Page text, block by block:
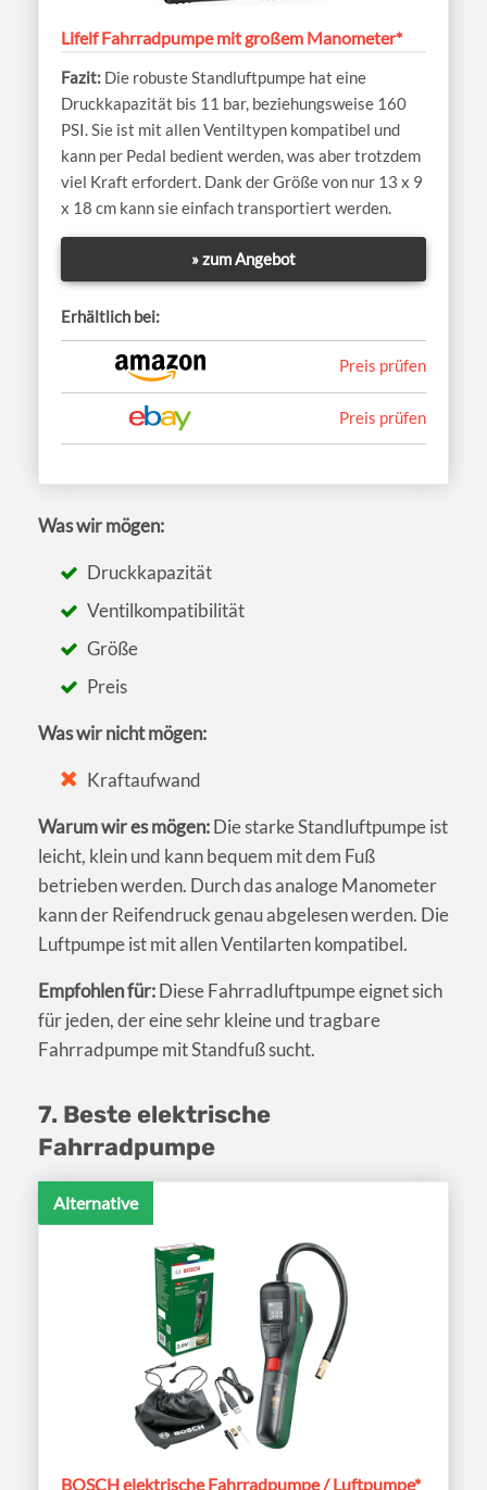
Lifelf Fahrradpumpe mit großem Manometer*
Die robuste Standluftpumpe hat eine
Druckkapazität bis 11 bar, beziehungsweise 160
PSI. Sie ist mit allen Ventiltypen kompatibel und
kann per Pedal bedient werden, was aber trotzdem
viel Kraft erfordert. Dank der Größe von nur 13 x 9
x 18 cm kann sie einfach transportiert werden.
» zum Angebot
Erhältlich bei:
Preis prüfen
Preis prüfen
Was wir mögen:
Druckkapazität
Ventilkompatibilität
Größe
Preis
Was wir nicht mögen:
Kraftaufwand
Warum wir es mögen:Die starke Standluftpumpe ist
leicht, klein und kann bequem mit dem Fuß
betrieben werden. Durch das analoge Manometer
kann der Reifendruck genau abgelesen werden. Die
Luftpumpe ist mit allen Ventilarten kompatibel.
Empfohlen für:Diese Fahrradluftpumpe eignet sich
für jeden, der eine sehr kleine und tragbare
Fahrradpumpe mit Standfuß sucht.
7. Beste elektrische
Fahrradpumpe
Alternative
BOSCH elektrische Fahrradpumpe / Luftpumpe*